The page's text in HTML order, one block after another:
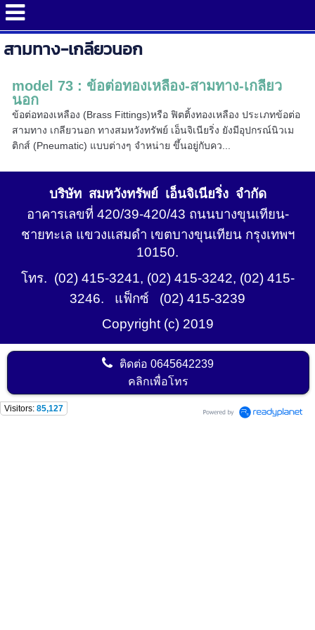
สามทาง-เกลียวนอก
model 73 : ข้อต่อทองเหลือง-สามทาง-เกลียว
นอก
ข้อต่อทองเหลือง (Brass Fittings)หรือ ฟิตติ้งทองเหลือง ประเภทข้อต่อ
สามทาง เกลียวนอก ทางสมหวังทรัพย์ เอ็นจิเนียริ่ง ยังมีอุปกรณ์นิวเม
ติกส์ (Pneumatic) แบบต่างๆ จำหน่าย ขึ้นอยู่กับคว...
บริษัท สมหวังทรัพย์ เอ็นจิเนียริ่ง จำกัด
อาคารเลขที่ 420/39-420/43 ถนนบางขุนเทียน-
ชายทะเล แขวงแสมดำ เขตบางขุนเทียน กรุงเทพฯ
10150.
โทร. (02) 415-3241, (02) 415-3242, (02) 415-
3246. แฟ็กซ์ (02) 415-3239
Copyright (c) 2019
ติดต่อ0645642239
คลิกเพื่อโทร
Visitors: 85,127